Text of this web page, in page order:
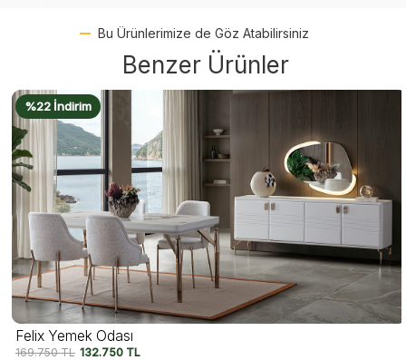
Bu Ürünlerimize de Göz Atabilirsiniz
Benzer Ürünler
%22 İndirim
Felix Yemek Odası
169.750TL 132.750TL